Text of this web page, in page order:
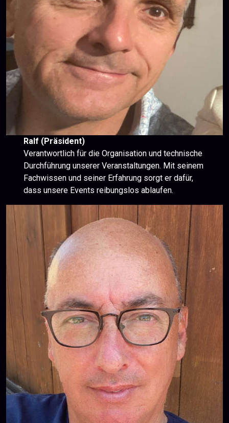
Ralf (Präsident)
Verantwortlich für die Organisation und technische
Durchführung unserer Veranstaltungen. Mit seinem
Fachwissen und seiner Erfahrung sorgt er dafür,
dass unsere Events reibungslos ablaufen.